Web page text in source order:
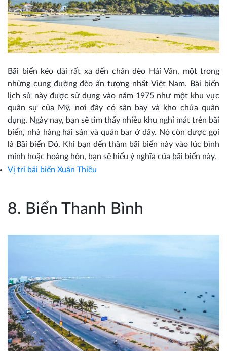
Bãi biển kéo dài rất xa đến chân đèo Hải Vân, một trong
những cung đường đèo ấn tượng nhất Việt Nam. Bãi biển
lịch sử này được sử dụng vào năm 1975 như một khu vực
quân sự của Mỹ, nơi đây có sân bay và kho chứa quân
dụng. Ngày nay, bạn sẽ tìm thấy nhiều khu nghỉ mát trên bãi
biển, nhà hàng hải sản và quán bar ở đây. Nó còn được gọi
là Bãi biển Đỏ. Khi bạn đến thăm bãi biển này vào lúc bình
minh hoặc hoàng hôn, bạn sẽ hiểu ý nghĩa của bãi biển này.
Vị trí bãi biển Xuân Thiều
8. Biển Thanh Bình